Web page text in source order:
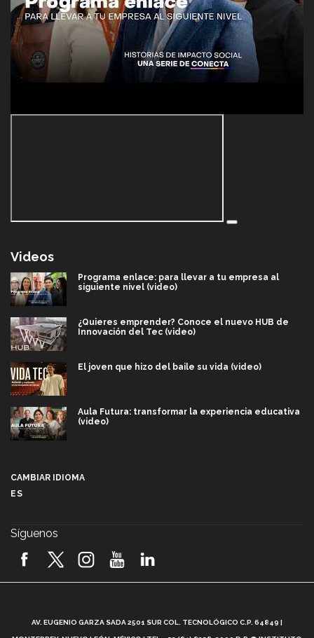
Videos
Programa enlace: para llevar a tu empresa al
siguiente nivel (video)
¿Quieres emprender? Conoce el nuevo HUB de
Innovación del Tec (video)
El joven que hizo del baile su vida (video)
Aula Futura: transformar la experiencia educativa
(video)
2026! (video)
¿Cómo es el Modelo Educativo Tec? (video)
CAMBIAR IDIOMA
ES
Síguenos
AV. EUGENIO GARZA SADA 2501 SUR COL. TECNOLÓGICO C.P. 64849 |